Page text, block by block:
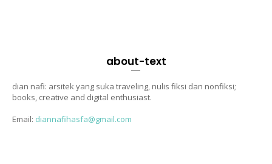
about-text
dian nafi: arsitek yang suka traveling, nulis fiksi dan nonfiksi;
books, creative and digital enthusiast.
Email: diannafihasfa@gmail.com